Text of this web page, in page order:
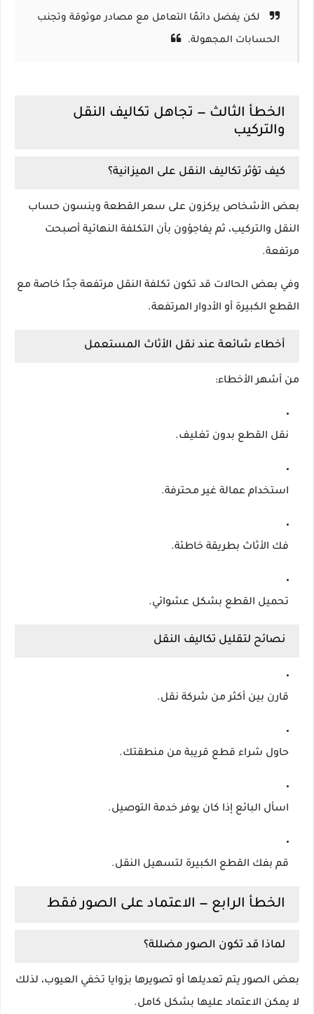
لكن يفضل دائمًا التعامل مع مصادر موثوقة وتجنب
الحسابات المجهولة.
الخطأ الثالث — تجاهل تكاليف النقل
والتركيب
كيف تؤثر تكاليف النقل على الميزانية؟
بعض الأشخاص يركزون على سعر القطعة وينسون حساب
النقل والتركيب، ثم يفاجؤون بأن التكلفة النهائية أصبحت
مرتفعة.
وفي بعض الحالات قد تكون تكلفة النقل مرتفعة جدًا خاصة مع
القطع الكبيرة أو الأدوار المرتفعة.
أخطاء شائعة عند نقل الأثاث المستعمل
من أشهر الأخطاء:
نقل القطع بدون تغليف.
استخدام عمالة غير محترفة.
فك الأثاث بطريقة خاطئة.
تحميل القطع بشكل عشوائي.
نصائح لتقليل تكاليف النقل
قارن بين أكثر من شركة نقل.
حاول شراء قطع قريبة من منطقتك.
اسأل البائع إذا كان يوفر خدمة التوصيل.
قم بفك القطع الكبيرة لتسهيل النقل.
الخطأ الرابع — الاعتماد على الصور فقط
لماذا قد تكون الصور مضللة؟
بعض الصور يتم تعديلها أو تصويرها بزوايا تخفي العيوب، لذلك
لا يمكن الاعتماد عليها بشكل كامل.